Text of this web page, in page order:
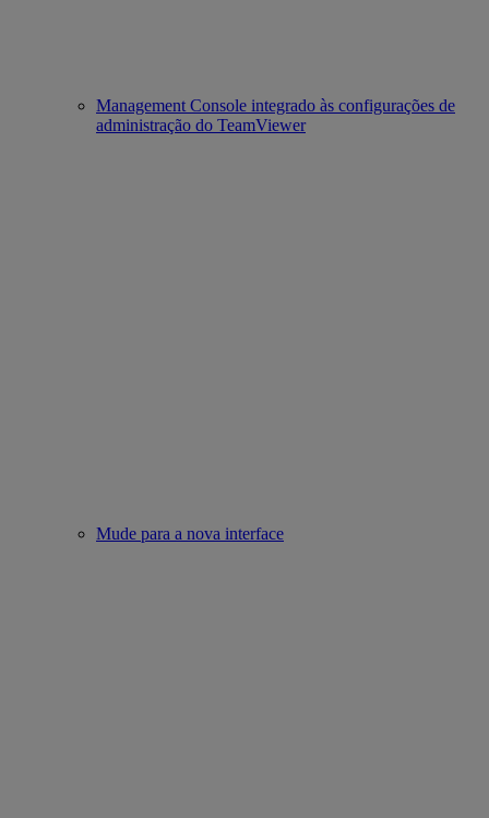
Management Console integrado às configurações de
administração do TeamViewer
Mude para a nova interface